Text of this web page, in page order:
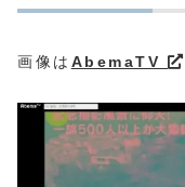
画像は AbemaTV